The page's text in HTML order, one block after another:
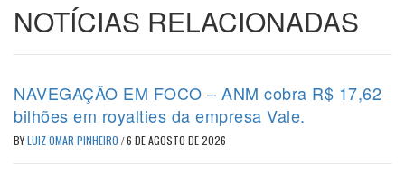
NOTÍCIAS RELACIONADAS
NAVEGAÇÃO EM FOCO – ANM cobra R$ 17,62
bilhões em royalties da empresa Vale.
BYLUIZ OMAR PINHEIRO /6 DE AGOSTO DE 2026